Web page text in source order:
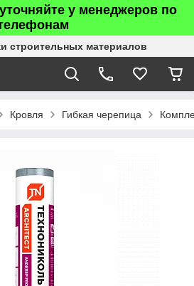
у менеджеров по
строительных материалов
Кровля Гибкая черепица